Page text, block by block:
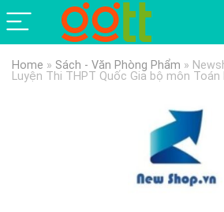
Home » Sách - Văn Phòng Phẩm »
Luyện Thi THPT Quốc Gia bộ môn Toán